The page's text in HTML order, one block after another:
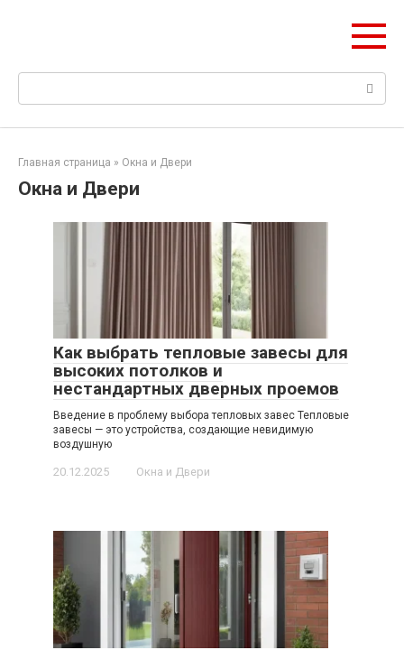
Поиск:
Главная страница » Окна и Двери
Окна и Двери
Как выбрать тепловые завесы для
высоких потолков и
нестандартных дверных проемов
Введение в проблему выбора тепловых завес Тепловые
завесы — это устройства, создающие невидимую
воздушную
20.12.2025 Окна и Двери